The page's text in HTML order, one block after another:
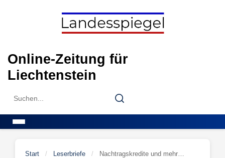
Online-Zeitung für
Liechtenstein
Search
Search
Start / Leserbriefe / Nachtragskredite und mehr…